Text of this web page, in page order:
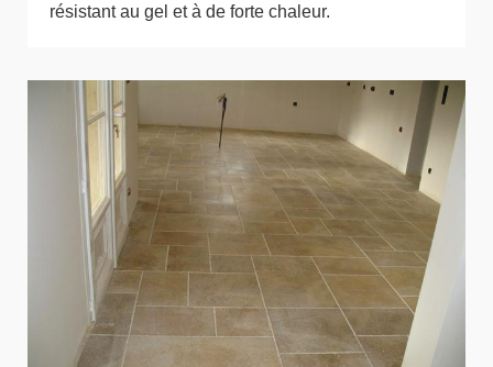
résistant au gel et à de forte chaleur.